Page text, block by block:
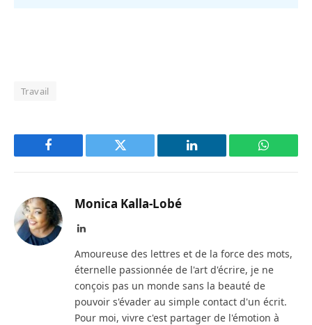
Travail
Facebook Twitter LinkedIn
Monica Kalla-Lobé
LinkedIn
Amoureuse des lettres et de la force des mots,
éternelle passionnée de l'art d'écrire, je ne
conçois pas un monde sans la beauté de
pouvoir s'évader au simple contact d'un écrit.
Pour moi, vivre c'est partager de l'émotion à